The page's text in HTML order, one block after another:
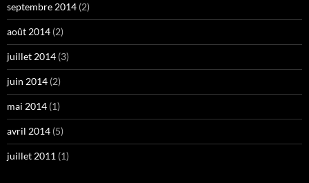
septembre 2014 (2)
août 2014 (2)
juillet 2014 (3)
juin 2014 (2)
mai 2014 (1)
avril 2014 (5)
juillet 2011 (1)